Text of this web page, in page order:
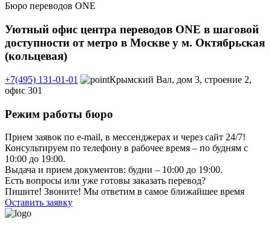
Бюро переводов ONE
Уютный офис центра переводов ONE в шаговой
доступности от метро в Москве у м. Октябрьская
(кольцевая)
+7(495) 131-01-01
Крымский Вал, дом 3, строение 2,
офис 301
Режим работы бюро
Прием заявок по e-mail, в мессенджерах и через сайт 24/7!
Консультируем по телефону в рабочее время – по будням с
10:00 до 19:00.
Выдача и прием документов: будни – 10:00 до 19:00.
Есть вопросы или уже готовы заказать перевод?
Пишите! Звоните! Мы ответим в самое ближайшее время
Оставить заявку